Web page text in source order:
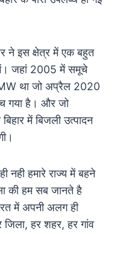
ने इस क्षेत्र में एक बहुत
में। जहां 2005 में समूचे
था जो अप्रैल 2020
गया है। और जो
बिहार में बिजली उत्पादन
नही हमारे राज्य में बहने
की हम सब जानते है
में अपनी अलग ही
जिला, हर शहर, हर गांव